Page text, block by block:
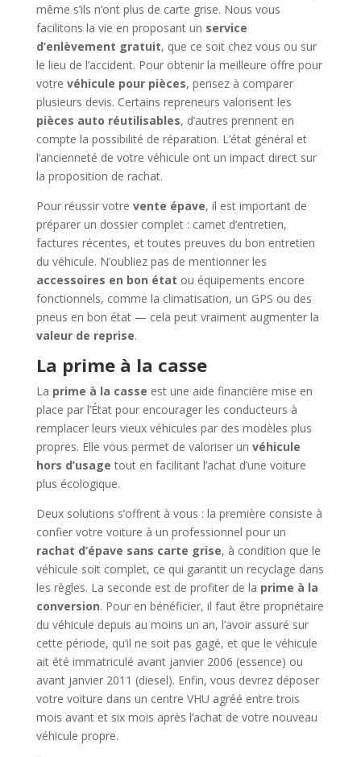
même s’ils n’ont plus de carte grise. Nous vous
facilitons la vie en proposant un service
d’enlèvement gratuit, que ce soit chez vous ou sur
le lieu de l’accident. Pour obtenir la meilleure offre pour
votre véhicule pour pièces, pensez à comparer
plusieurs devis. Certains repreneurs valorisent les
pièces auto réutilisables, d’autres prennent en
compte la possibilité de réparation. L’état général et
l’ancienneté de votre véhicule ont un impact direct sur
la proposition de rachat.
Pour réussir votre vente épave, il est important de
préparer un dossier complet : carnet d’entretien,
factures récentes, et toutes preuves du bon entretien
du véhicule. N’oubliez pas de mentionner les
accessoires en bon état ou équipements encore
fonctionnels, comme la climatisation, un GPS ou des
pneus en bon état — cela peut vraiment augmenter la
valeur de reprise.
La prime à la casse
La prime à la casse est une aide financière mise en
place par l’État pour encourager les conducteurs à
remplacer leurs vieux véhicules par des modèles plus
propres. Elle vous permet de valoriser un véhicule
hors d’usage tout en facilitant l’achat d’une voiture
plus écologique.
Deux solutions s’offrent à vous : la première consiste à
confier votre voiture à un professionnel pour un
rachat d’épave sans carte grise, à condition que le
véhicule soit complet, ce qui garantit un recyclage dans
les règles. La seconde est de profiter de la prime à la
conversion. Pour en bénéficier, il faut être propriétaire
du véhicule depuis au moins un an, l’avoir assuré sur
cette période, qu’il ne soit pas gagé, et que le véhicule
ait été immatriculé avant janvier 2006 (essence) ou
avant janvier 2011 (diesel). Enfin, vous devrez déposer
votre voiture dans un centre VHU agréé entre trois
mois avant et six mois après l’achat de votre nouveau
véhicule propre.